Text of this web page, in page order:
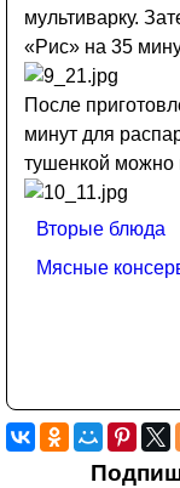
мультиварку.
«Рис» на 35
После
минут для
тушенкой можно
Вторые блюда
Мясные